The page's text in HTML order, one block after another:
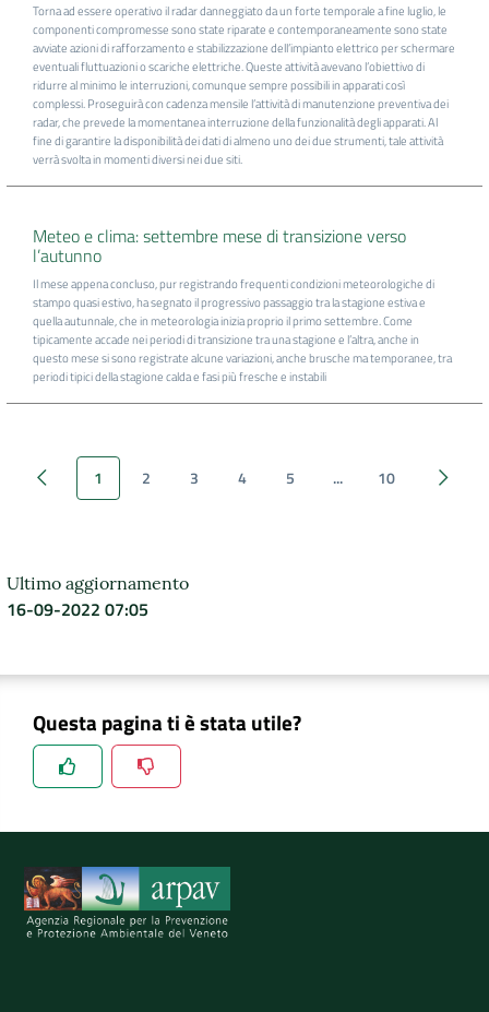
Torna ad essere operativo il radar danneggiato da un forte temporale a fine luglio, le
componenti compromesse sono state riparate e contemporaneamente sono state
avviate azioni di rafforzamento e stabilizzazione dell’impianto elettrico per schermare
eventuali fluttuazioni o scariche elettriche. Queste attività avevano l’obiettivo di
ridurre al minimo le interruzioni, comunque sempre possibili in apparati così
complessi. Proseguirà con cadenza mensile l’attività di manutenzione preventiva dei
radar, che prevede la momentanea interruzione della funzionalità degli apparati. Al
fine di garantire la disponibilità dei dati di almeno uno dei due strumenti, tale attività
verrà svolta in momenti diversi nei due siti.
Meteo e clima: settembre mese di transizione verso
l’autunno
Il mese appena concluso, pur registrando frequenti condizioni meteorologiche di
stampo quasi estivo, ha segnato il progressivo passaggio tra la stagione estiva e
quella autunnale, che in meteorologia inizia proprio il primo settembre. Come
tipicamente accade nei periodi di transizione tra una stagione e l’altra, anche in
questo mese si sono registrate alcune variazioni, anche brusche ma temporanee, tra
periodi tipici della stagione calda e fasi più fresche e instabili
Previous page
1 2 3 4 5 ...Next page
10 Next
Ultimo aggiornamento
16-09-2022 07:05
Questa pagina ti è stata utile?
Spiegaci perchè, e aiutaci a migliorare il servizio